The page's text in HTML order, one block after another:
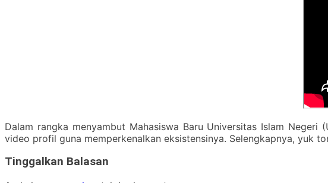
Dalam rangka menyambut Mahasiswa Baru Universitas Islam
video profil guna memperkenalkan eksistensinya. Selengkapnya, yuk
Tinggalkan Balasan